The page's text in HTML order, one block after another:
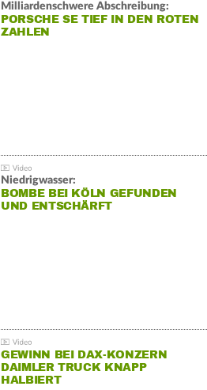
Milliardenschwere Abschreibung:
PORSCHE SE TIEF IN DEN ROTEN
ZAHLEN
Niedrigwasser:
BOMBE BEI KÖLN GEFUNDEN
UND ENTSCHÄRFT
GEWINN BEI DAX-KONZERN
DAIMLER TRUCK KNAPP
HALBIERT